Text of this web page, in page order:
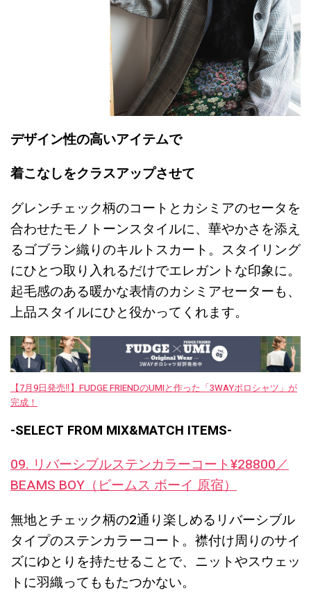
デザイン性の高いアイテムで
着こなしをクラスアップさせて
グレンチェック柄のコートとカシミアのセータを
合わせたモノトーンスタイルに、華やかさを添え
るゴブラン織りのキルトスカート。スタイリング
にひとつ取り入れるだけでエレガントな印象に。
起毛感のある暖かな表情のカシミアセーターも、
上品スタイルにひと役かってくれます。
【7月9日発売‼︎】FUDGE FRIENDのUMIと作った「3WAYポロシャツ」が
完成！
-SELECT FROM MIX&MATCH ITEMS-
09. リバーシブルステンカラーコート¥28800／
BEAMS BOY（ビームス ボーイ 原宿）
無地とチェック柄の2通り楽しめるリバーシブル
タイプのステンカラーコート。襟付け周りのサイ
ズにゆとりを持たせることで、ニットやスウェッ
トに羽織ってももたつかない。